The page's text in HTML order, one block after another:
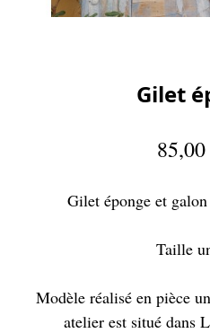
Gilet
Gilet éponge et
Taille
Modèle réalisé en pièce
atelier est situé dans